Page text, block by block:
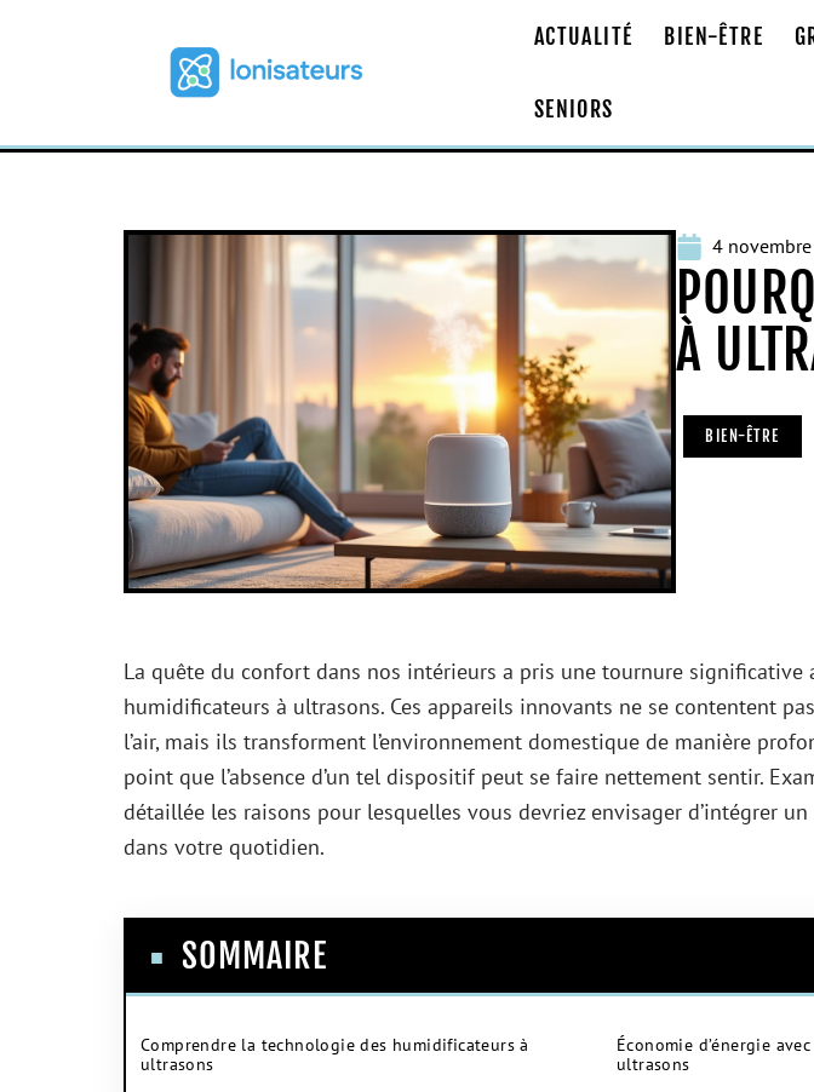
ACTUALITÉ BIEN-ÊTRE
SENIORS
4
À
BIEN-ÊTRE
La quête du confort dans nos intérieurs a pris une tournure significative
humidificateurs à ultrasons. Ces appareils innovants ne se contentent
l’air, mais ils transforment l’environnement domestique de manière
point que l’absence d’un tel dispositif peut se faire nettement sentir.
détaillée les raisons pour lesquelles vous devriez envisager d’intégrer
dans votre quotidien.
SOMMAIRE
Comprendre la technologie des humidificateurs à
ultrasons
Économie d’énergie
ultrasons